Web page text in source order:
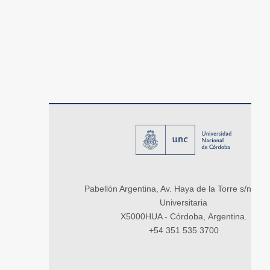
Pabellón Argentina, Av. Haya de la Torre s/n,
Universitaria
X5000HUA - Córdoba, Argentina.
+54 351 535 3700